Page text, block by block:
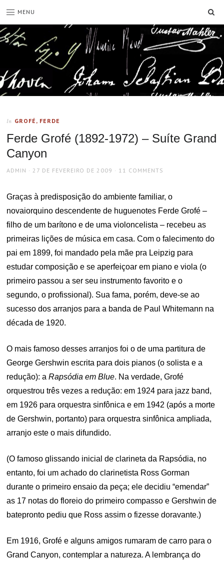
MENU
In GROFÉ, FERDE
Ferde Grofé (1892-1972) – Suíte Grand
Canyon
AUTHOR
ADMIN
POSTED
27 DE FEVEREIRO DE 2009 11 COMMENTS
Graças à predisposição do ambiente familiar, o
novaiorquino descendente de huguenotes Ferde Grofé –
filho de um barítono e de uma violoncelista – recebeu as
primeiras lições de música em casa. Com o falecimento do
pai em 1899, foi mandado pela mãe pra Leipzig para
estudar composição e se aperfeiçoar em piano e viola (o
primeiro passou a ser seu instrumento favorito e o
segundo, o profissional). Sua fama, porém, deve-se ao
sucesso dos arranjos para a banda de Paul Whitemann na
década de 1920.
O mais famoso desses arranjos foi o de uma partitura de
George Gershwin escrita para dois pianos (o solista e a
redução): aRapsódia em Blue. Na verdade, Grofé
orquestrou três vezes a redução: em 1924 para jazz band,
em 1926 para orquestra sinfônica e em 1942 (após a morte
de Gershwin, portanto) para orquestra sinfônica ampliada,
arranjo este o mais difundido.
(O famoso glissando inicial de clarineta da Rapsódia, no
entanto, foi um achado do clarinetista Ross Gorman
durante o primeiro ensaio da peça; ele decidiu “emendar”
as 17 notas do floreio do primeiro compasso e Gershwin de
batepronto pediu que Ross assim o fizesse doravante.)
Em 1916, Grofé e alguns amigos rumaram de carro para o
Grand Canyon, contemplar a natureza. A lembrança do